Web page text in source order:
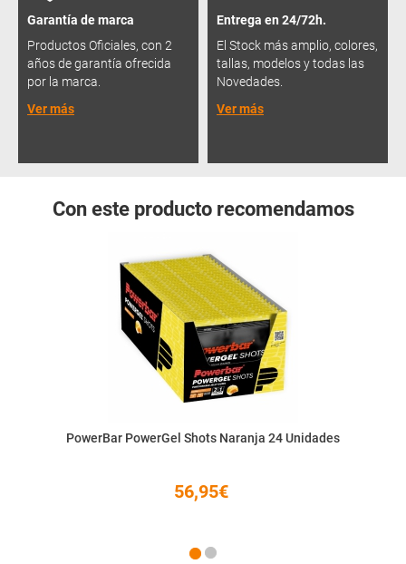
Garantía de marca
Productos Oficiales, con 2
años de garantía ofrecida
por la marca.
Ver más
Entrega en 24/72h.
El Stock más amplio, colores,
tallas, modelos y todas las
Novedades.
Ver más
Con este producto recomendamos
PowerBar PowerGel Shots Naranja 24 Unidades
56,95€